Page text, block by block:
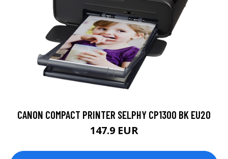
CANON COMPACT PRINTER SELPHY CP1300 BK EU20
147.9 EUR